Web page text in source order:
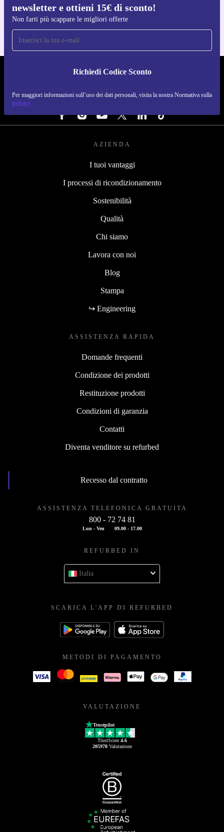
newsletter e ottieni 15€ di sconto!
Non farti più scappare le migliori offerte
Richiedi Codice Sconto
Per maggiori informazioni sull’uso dei dati personali, visita la nostra Normativa sulla
privacy
Per iOS e Android
REFURBED ITALIA - RETHINK NEW.
SEGUICI SU
AZIENDA
I tuoi vantaggi
I processi di ricondizionamento
Sostenibilità
Qualità
Chi siamo
Lavora con noi
Blog
Stampa
↪ Engineering
ASSISTENZA RAPIDA
Domande frequenti
Condizione dei prodotti
Restituzione prodotti
Condizioni di garanzia
Contatti
Diventa venditore su refurbed
Recesso dal contratto
ASSISTENZA TELEFONICA GRATUITA
800 - 72 74 81
Lun - Ven 09.00 - 17.00
REFURBED IN
Italia
SCARICA L'APP DI REFURBED
METODI DI PAGAMENTO
VALUTAZIONE
Trustpilot
TrustScore 4.6
205978Valutazione